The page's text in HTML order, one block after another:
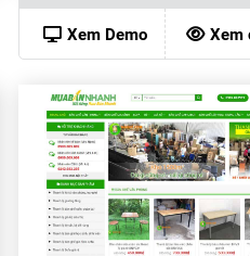
900,000 ₫.
Xem Demo Xem